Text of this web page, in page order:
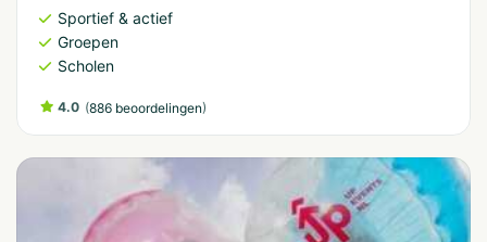
Sportief & actief
Groepen
Scholen
4.0 (886 beoordelingen)